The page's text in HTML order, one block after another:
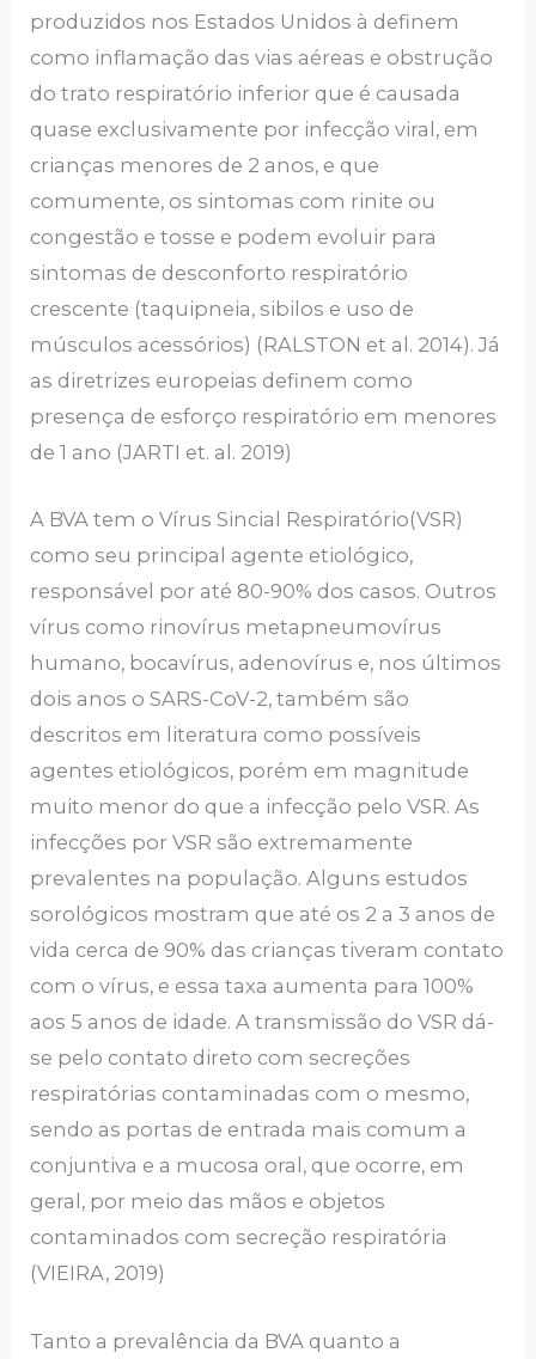
produzidos nos Estados Unidos à definem
como inflamação das vias aéreas e obstrução
do trato respiratório inferior que é causada
quase exclusivamente por infecção viral, em
crianças menores de 2 anos, e que
comumente, os sintomas com rinite ou
congestão e tosse e podem evoluir para
sintomas de desconforto respiratório
crescente (taquipneia, sibilos e uso de
músculos acessórios) (RALSTON et al. 2014). Já
as diretrizes europeias definem como
presença de esforço respiratório em menores
de 1 ano (JARTI et. al. 2019)
A BVA tem o Vírus Sincial Respiratório(VSR)
como seu principal agente etiológico,
responsável por até 80-90% dos casos. Outros
vírus como rinovírus metapneumovírus
humano, bocavírus, adenovírus e, nos últimos
dois anos o SARS-CoV-2, também são
descritos em literatura como possíveis
agentes etiológicos, porém em magnitude
muito menor do que a infecção pelo VSR. As
infecções por VSR são extremamente
prevalentes na população. Alguns estudos
sorológicos mostram que até os 2 a 3 anos de
vida cerca de 90% das crianças tiveram contato
com o vírus, e essa taxa aumenta para 100%
aos 5 anos de idade. A transmissão do VSR dá-
se pelo contato direto com secreções
respiratórias contaminadas com o mesmo,
sendo as portas de entrada mais comum a
conjuntiva e a mucosa oral, que ocorre, em
geral, por meio das mãos e objetos
contaminados com secreção respiratória
(VIEIRA, 2019)
Tanto a prevalência da BVA quanto a